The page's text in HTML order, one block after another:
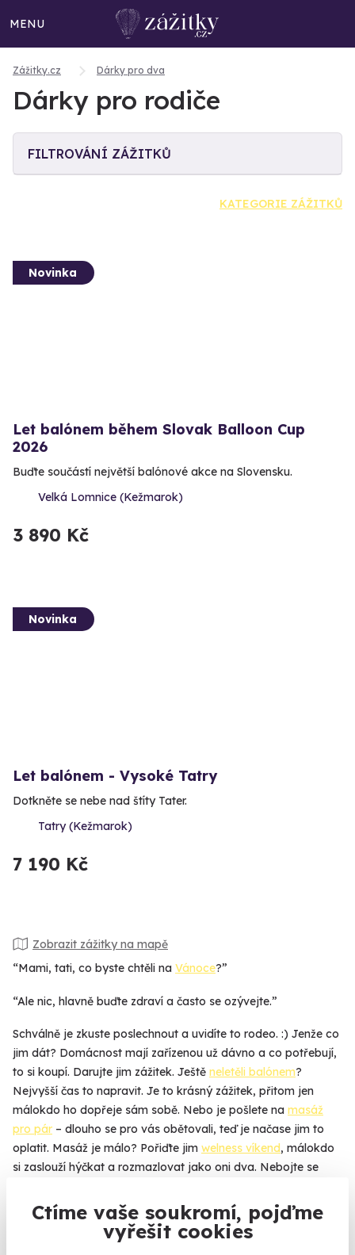
Ctíme vaše soukromí, pojďme
vyřešit cookies
MENU
Zážitky.cz Dárky pro dva
Dárky pro rodiče
FILTROVÁNÍ ZÁŽITKŮ
KATEGORIE ZÁŽITKŮ
Novinka
Let balónem během Slovak Balloon Cup
2026
Buďte součástí největší balónové akce na Slovensku.
Velká Lomnice (Kežmarok)
3 890 Kč
Novinka
Let balónem - Vysoké Tatry
Dotkněte se nebe nad štíty Tater.
Tatry (Kežmarok)
7 190 Kč
Zobrazit zážitky na mapě
“Mami, tati, co byste chtěli na Vánoce?”
“Ale nic, hlavně buďte zdraví a často se ozývejte.”
Schválně je zkuste poslechnout a uvidíte to rodeo. :) Jenže co
jim dát? Domácnost mají zařízenou už dávno a co potřebují,
to si koupí. Darujte jim zážitek. Ještě neletěli balónem?
Nejvyšší čas to napravit. Je to krásný zážitek, přitom jen
málokdo ho dopřeje sám sobě. Nebo je pošlete na masáž
pro pár – dlouho se pro vás obětovali, teď je načase jim to
oplatit. Masáž je málo? Pořiďte jim welness víkend, málokdo
si zaslouží hýčkat a rozmazlovat jako oni dva. Nebojte se
dobře. Rodiče si zážitek můžou zdarma vyměnit za jiný,
přesně podle jejich představ.